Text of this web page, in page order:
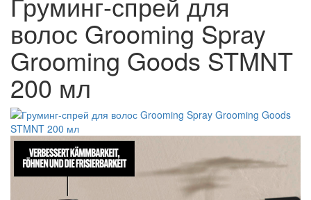
волос Grooming Spray
Grooming Goods STMNT
200 мл